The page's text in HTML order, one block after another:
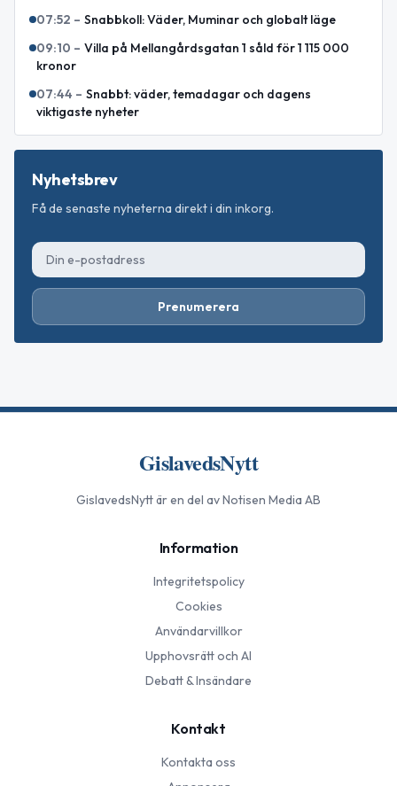
07:52 – Snabbkoll: Väder, Muminar och globalt läge
09:10 – Villa på Mellangårdsgatan 1 såld för 1 115 000
kronor
07:44 – Snabbt: väder, temadagar och dagens
viktigaste nyheter
Nyhetsbrev
Få de senaste nyheterna direkt i din inkorg.
Prenumerera
GislavedsNytt
GislavedsNyttär en del av Notisen Media AB
Information
Integritetspolicy
Cookies
Användarvillkor
Upphovsrätt och AI
Debatt & Insändare
Kontakt
Kontakta oss